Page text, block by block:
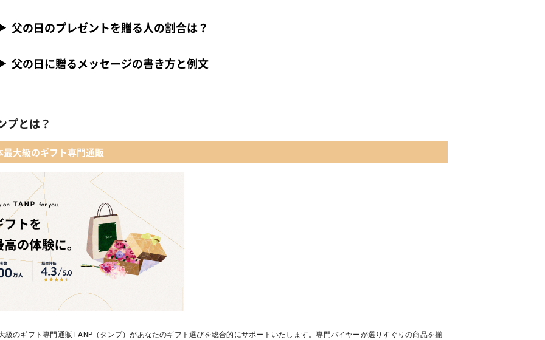
父の日のプレゼントを贈る人の割合は？
父の日に贈るメッセージの書き方と例文
プとは？
最大級のギフト専門通販
級のギフト専門通販TANP（タンプ）があなたのギフト選びを総合的にサポートいたします。専門バイヤーが選りすぐりの商品を揃